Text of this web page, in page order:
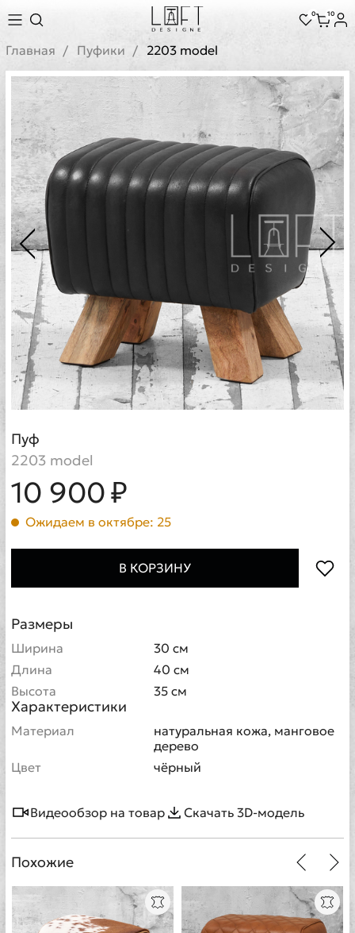
0 10
Главная Пуфики 2203 model
Пуф
2203 model
10 900 ₽
Ожидаем в октябре: 25
В КОРЗИНУ
Размеры
Ширина
30 см
Длина
40 см
Высота
35 см
Характеристики
Материал
натуральная кожа, манговое
дерево
Цвет
чёрный
Видеообзор на товар Скачать 3D-модель
Похожие